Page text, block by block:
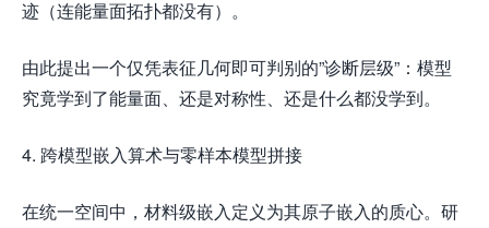
迹（连能量面拓扑都没有）。
由此提出一个仅凭表征几何即可判别的”诊断层级”：模型
究竟学到了能量面、还是对称性、还是什么都没学到。
4. 跨模型嵌入算术与零样本模型拼接
在统一空间中，材料级嵌入定义为其原子嵌入的质心。研